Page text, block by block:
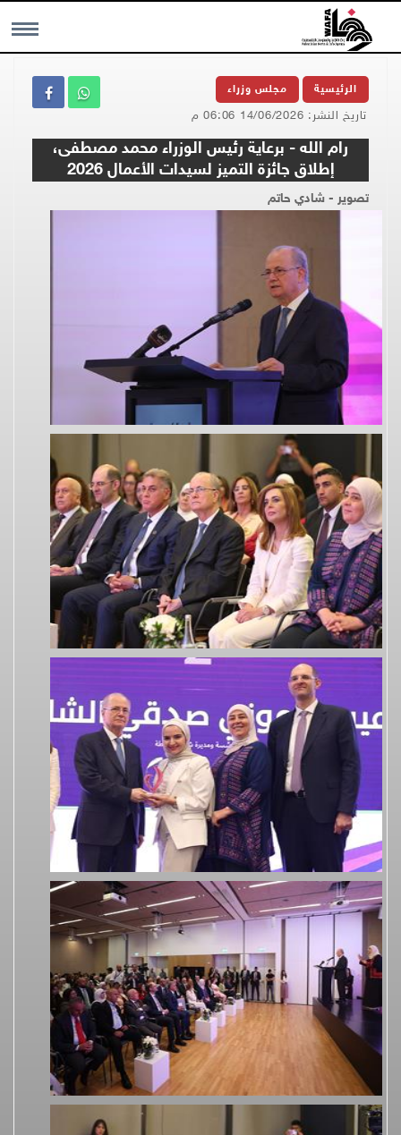
MENU الرئيسية مجلس وزراء
تاريخ النشر: 14/06/2026 06:06 م
رام الله - برعاية رئيس الوزراء محمد مصطفى،
إطلاق جائزة التميز لسيدات الأعمال 2026
تصوير - شادي حاتم